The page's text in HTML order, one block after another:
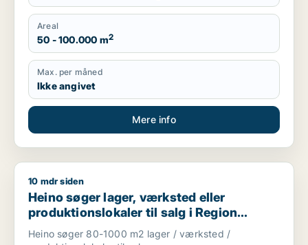
Areal
50 - 100.000 m2
Max. per måned
Ikke angivet
Mere info
Heino søger lager, værksted eller produktionslokaler til salg
10 mdr siden
Heino søger lager, værksted eller
produktionslokaler til salg i Region
Sjælland
Heino søger 80-1000 m2 lager / værksted /